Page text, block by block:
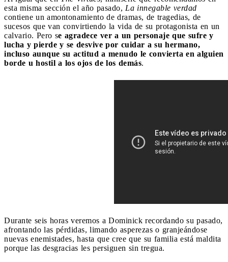
esta misma sección el año pasado, La innegable verdad
contiene un amontonamiento de dramas, de tragedias, de
sucesos que van convirtiendo la vida de su protagonista en un
calvario. Pero se agradece ver a un personaje que sufre y
lucha y pierde y se desvive por cuidar a su hermano,
incluso aunque su actitud a menudo le convierta en alguien
borde u hostil a los ojos de los demás.
Durante seis horas veremos a Dominick recordando su pasado,
afrontando las pérdidas, limando asperezas o granjeándose
nuevas enemistades, hasta que cree que su familia está maldita
porque las desgracias les persiguen sin tregua.